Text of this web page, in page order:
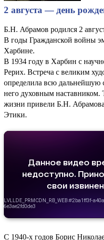
2 августа — день
Б.Н. Абрамов родился 2
В годы Гражданской войны
Харбине.
В 1934 году в Харбин с
Рерих. Встреча с великим
определила всю дальнейшую
него духовным наставником.
жизни привели Б.Н.
Этики.
С 1940-х годов Борис